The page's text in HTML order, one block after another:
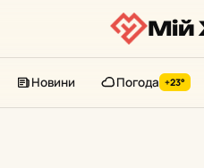
Мій
Новини Погода +23°